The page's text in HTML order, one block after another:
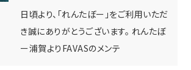
日頃より、「れんたぼー」をご利用いただ
き誠にありがとうございます。 れんたぼ
ー浦賀よりFAVASのメンテ